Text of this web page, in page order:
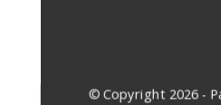
​© Copyright 2026 -